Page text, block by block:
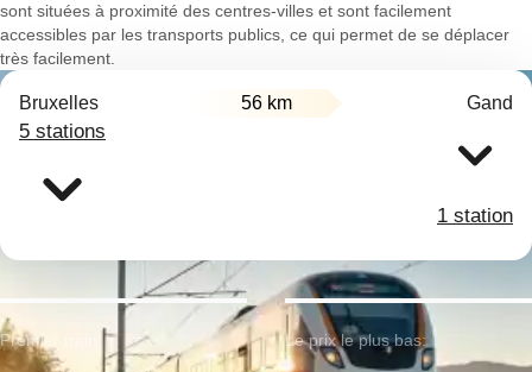
sont situées à proximité des centres-villes et sont facilement
accessibles par les transports publics, ce qui permet de se déplacer
très facilement.
Bruxelles 56 km Gand
5 stations
1 station
Premier train: Le prix le plus bas: